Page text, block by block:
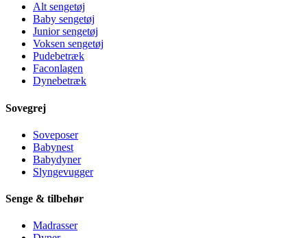
Alt sengetøj
Baby sengetøj
Junior sengetøj
Voksen sengetøj
Pudebetræk
Faconlagen
Dynebetræk
Sovegrej
Soveposer
Babynest
Babydyner
Slyngevugger
Senge & tilbehør
Madrasser